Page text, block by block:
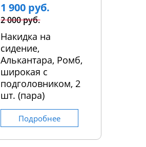
1 900 руб.
2 000 руб.
Накидка на
сидение,
Алькантара, Ромб,
широкая с
подголовником, 2
шт. (пара)
Подробнее